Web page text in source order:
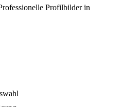
Profilbilder in